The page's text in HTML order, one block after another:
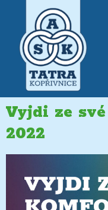
Vyjdi ze
2022